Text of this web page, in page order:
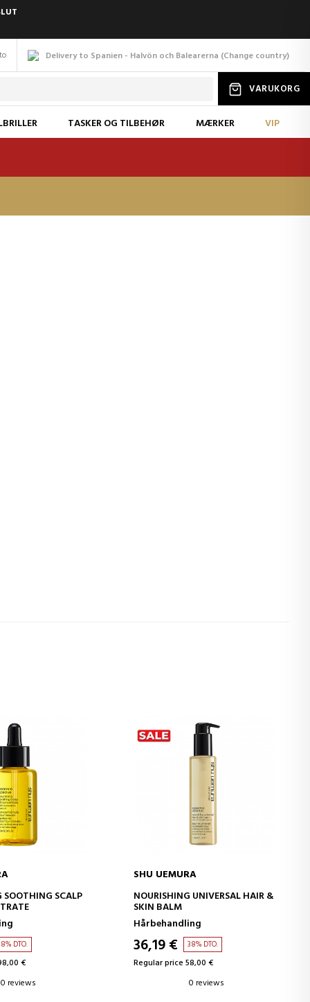
Delivery to Spanien - Halvön och Balearerna (Change country)
VARUKORG
TASKER OG TILBEHØR MÆRKER VIP
TO CART
SOOTHING SCALP
DTO.
€
0 reviews
ADD TO CART
SHU UEMURA
NOURISHING UNIVERSAL HAIR &
SKIN BALM
Hårbehandling
36,19 € 38% DTO.
Regular price 58,00 €
0 reviews